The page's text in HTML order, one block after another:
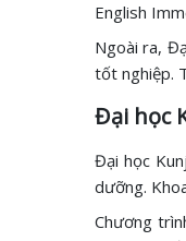
English
Ngoài ra,
tốt nghiệp.
Đại học
Đại học
dưỡng.
Chương